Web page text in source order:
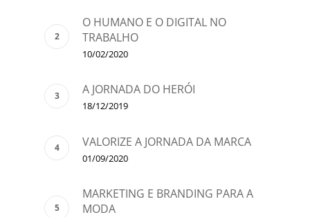
O HUMANO E O DIGITAL NO
TRABALHO
10/02/2020
A JORNADA DO HERÓI
18/12/2019
VALORIZE A JORNADA DA MARCA
01/09/2020
MARKETING E BRANDING PARA A
MODA